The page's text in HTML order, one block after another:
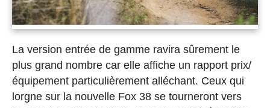
La version entrée de gamme ravira sûrement le
plus grand nombre car elle affiche un rapport prix/
équipement particulièrement alléchant. Ceux qui
lorgne sur la nouvelle Fox 38 se tourneront vers